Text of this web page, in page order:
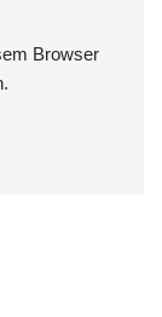
Browser